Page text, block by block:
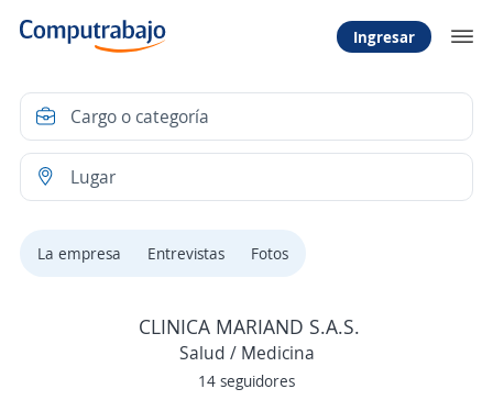
Ingresar
La empresa Entrevistas Fotos
CLINICA MARIAND S.A.S.
Salud / Medicina
14 seguidores